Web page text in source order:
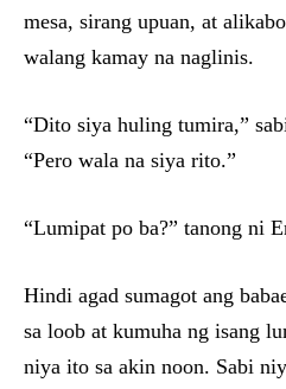
mesa, sirang upuan, at
walang kamay na naglinis.
“Dito siya huling tumira,”
“Pero wala na siya rito.”
“Lumipat po ba?” tanong ni
Hindi agad sumagot ang
sa loob at kumuha ng isang
niya ito sa akin noon. Sabi